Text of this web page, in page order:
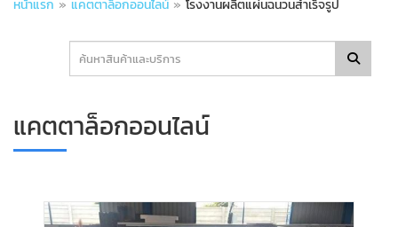
หน้าแรก » แคตตาล็อกออนไลน์ » โรงงานผลิตแผ่นฉนวนสำเร็จรูป
แคตตาล็อกออนไลน์